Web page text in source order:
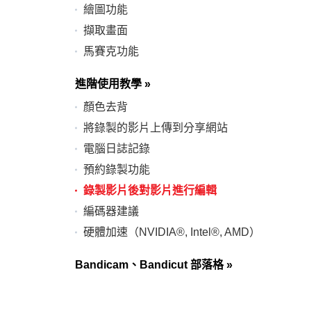
繪圖功能
擷取畫面
馬賽克功能
進階使用教學 »
顏色去背
將錄製的影片上傳到分享網站
電腦日誌記錄
預約錄製功能
錄製影片後對影片進行編輯
編碼器建議
硬體加速（NVIDIA®, Intel®, AMD）
Bandicam、Bandicut 部落格»